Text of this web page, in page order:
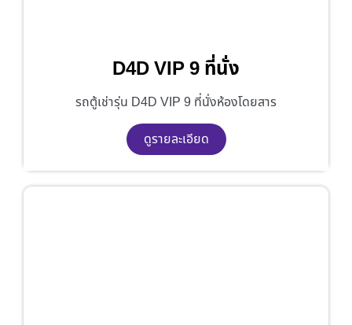
D4D VIP 9 ที่นั่ง
รถตู้เช่ารุ่น D4D VIP 9 ที่นั่งห้องโดยสาร
ดูรายละเอียด